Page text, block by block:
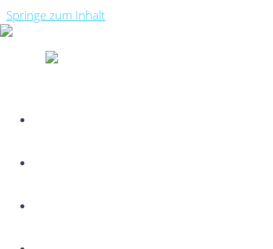
Springe zum Inhalt